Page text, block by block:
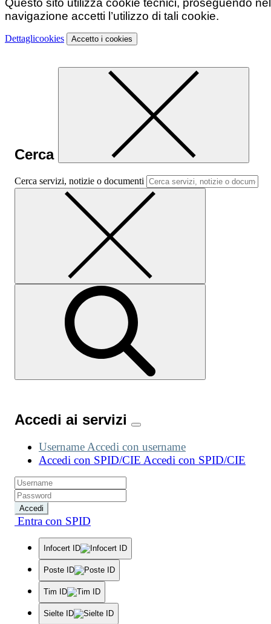
Questo sito utilizza cookie tecnici, proseguendo
navigazione accetti l’utilizzo di tali cookie.
Dettaglicookies Accetto i cookies
Cerca
Cerca servizi, notizie o documenti
Accedi ai servizi
Username Accedi con username
Accedi con SPID/CIE Accedi con SPID/CIE
Accedi
Entra con SPID
Infocert ID
Poste ID
Tim ID
Sielte ID